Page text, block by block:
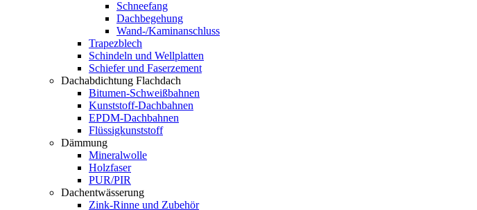
Schneefang
Dachbegehung
Wand-/Kaminanschluss
Trapezblech
Schindeln und Wellplatten
Schiefer und Faserzement
Dachabdichtung Flachdach
Bitumen-Schweißbahnen
Kunststoff-Dachbahnen
EPDM-Dachbahnen
Flüssigkunststoff
Dämmung
Mineralwolle
Holzfaser
PUR/PIR
Dachentwässerung
Zink-Rinne und Zubehör